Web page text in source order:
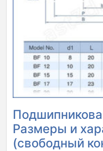
Размеры и
(свободный